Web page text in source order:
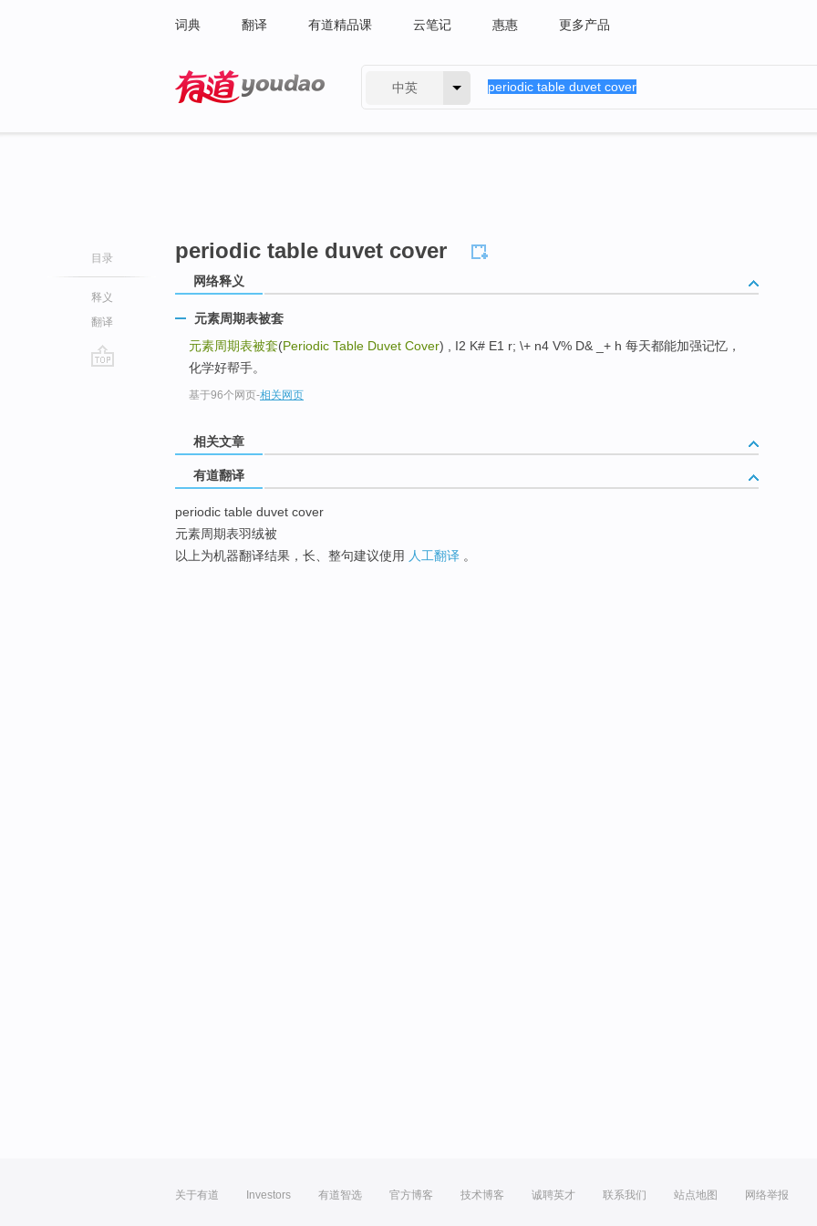
词典 翻译 有道精品课 云笔记 惠惠 更多产品
中英
目录
释义
翻译
periodic table duvet cover
网络释义
元素周期表被套
元素周期表被套(Periodic Table Duvet Cover) , I2 K# E1 r; \+ n4 V% D& _+ h 每天都能加强记忆，
化学好帮手。
基于96个网页-相关网页
相关文章
有道翻译
periodic table duvet cover
元素周期表羽绒被
以上为机器翻译结果，长、整句建议使用 人工翻译 。
关于有道 Investors 有道智选 官方博客 技术博客 诚聘英才 联系我们 站点地图 网络举报